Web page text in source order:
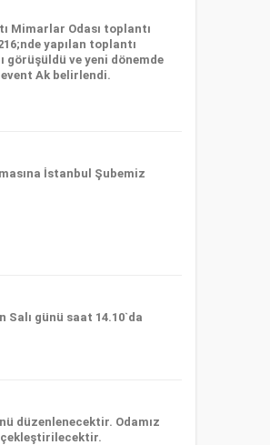
Mimarlar Odası toplantı
yapılan toplantı
görüşüldü ve yeni dönemde
Ak belirlendi.
İstanbul Şubemiz
Salı günü saat 14.10`da
düzenlenecektir. Odamız